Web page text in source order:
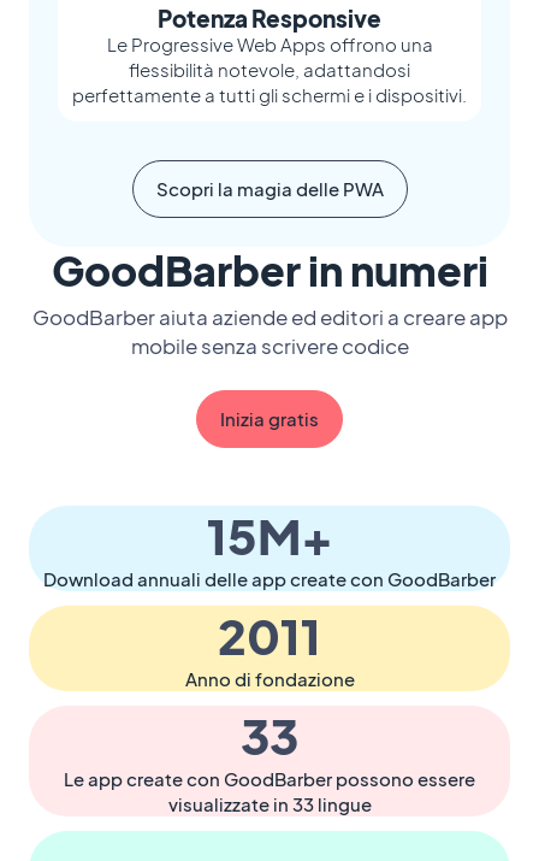
Potenza Responsive
Le Progressive Web Apps offrono una
flessibilità notevole, adattandosi
perfettamente a tutti gli schermi e i dispositivi.
Scopri la magia delle PWA
GoodBarber in numeri
GoodBarber aiuta aziende ed editori a creare app
mobile senza scrivere codice
Inizia gratis
15M+
Download annuali delle app create con GoodBarber
2011
Anno di fondazione
33
Le app create con GoodBarber possono essere
visualizzate in 33 lingue